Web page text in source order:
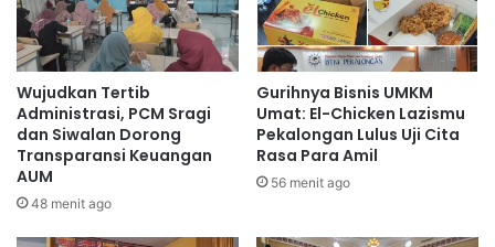
Wujudkan Tertib
Administrasi, PCM Sragi
dan Siwalan Dorong
Transparansi Keuangan
AUM
48 menit ago
Gurihnya Bisnis UMKM
Umat: El-Chicken Lazismu
Pekalongan Lulus Uji Cita
Rasa Para Amil
56 menit ago